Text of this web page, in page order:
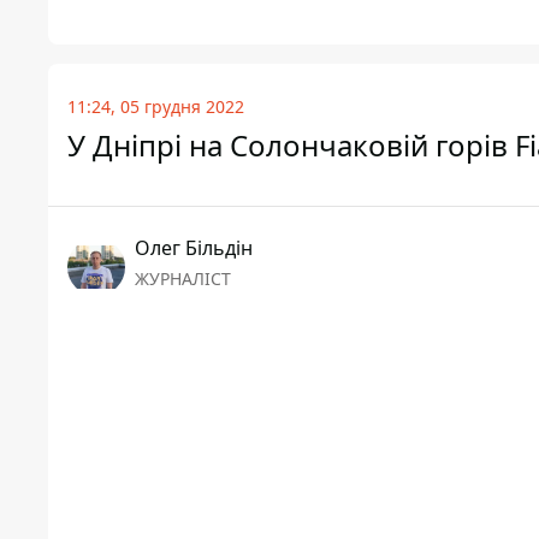
11:24, 05 грудня 2022
У Дніпрі на Солончаковій горів
Олег Більдін
ЖУРНАЛІСТ